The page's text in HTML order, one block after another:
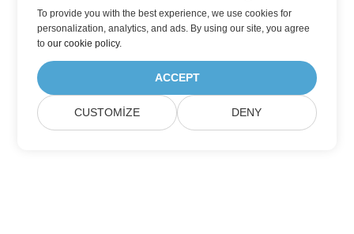
To provide you with the best experience, we use cookies for
personalization, analytics, and ads. By using our site, you agree
toour cookie policy.
ACCEPT
CUSTOMIZE DENY